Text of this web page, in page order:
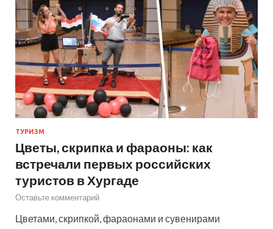
ТУРИЗМ
Цветы, скрипка и фараоны: как
встречали первых российских
туристов в Хургаде
Оставьте комментарий
Цветами, скрипкой, фараонами и сувенирами